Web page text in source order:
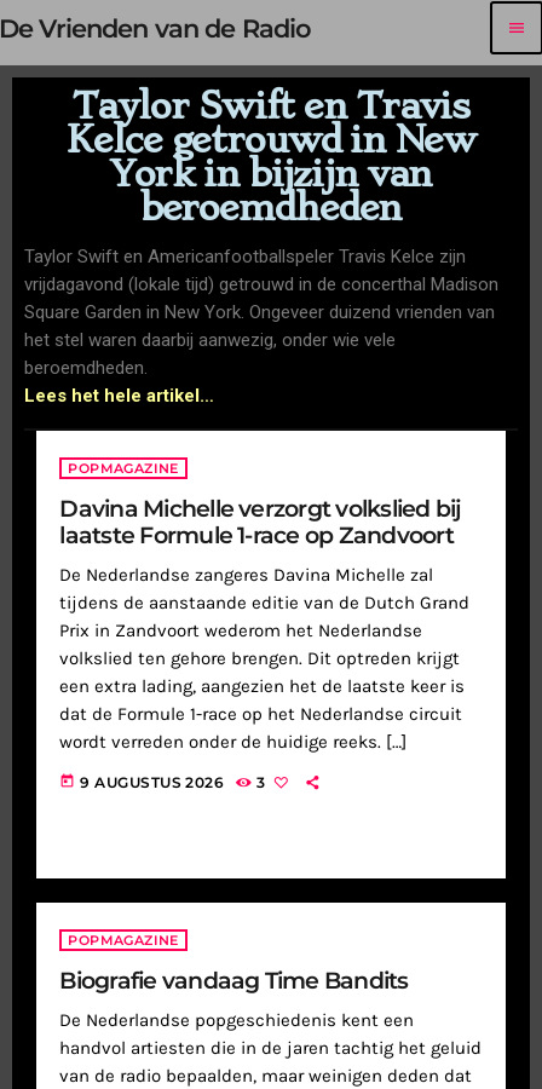
De Vrienden van de Radio menu
Taylor Swift en Travis
Kelce getrouwd in New
York in bijzijn van
beroemdheden
Taylor Swift en Americanfootballspeler Travis Kelce zijn
vrijdagavond (lokale tijd) getrouwd in de concerthal Madison
Square Garden in New York. Ongeveer duizend vrienden van
het stel waren daarbij aanwezig, onder wie vele
beroemdheden.
Lees het hele artikel…
POPMAGAZINE
Davina Michelle verzorgt volkslied bij
laatste Formule 1-race op Zandvoort
De Nederlandse zangeres Davina Michelle zal
tijdens de aanstaande editie van de Dutch Grand
Prix in Zandvoort wederom het Nederlandse
volkslied ten gehore brengen. Dit optreden krijgt
een extra lading, aangezien het de laatste keer is
dat de Formule 1-race op het Nederlandse circuit
wordt verreden onder de huidige reeks. […]
today 9 AUGUSTUS 2026 3
POPMAGAZINE
Biografie vandaag Time Bandits
De Nederlandse popgeschiedenis kent een
handvol artiesten die in de jaren tachtig het geluid
van de radio bepaalden, maar weinigen deden dat